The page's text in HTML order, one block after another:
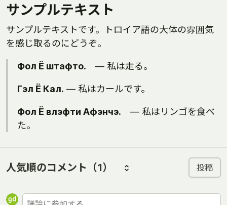
サンプルテキスト
サンプルテキストです。トロイア語の大体の雰囲気
を感じ取るのにどうぞ。
Фол Ё штафто. ― 私は走る。
Гэл Ё Кал. ― 私はカールです。
Фол Ё влэфти Афэнчэ. ― 私はリンゴを食べ
た。
人気順のコメント （1） 投稿